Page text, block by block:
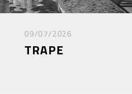
09/07/2026
TRAPE